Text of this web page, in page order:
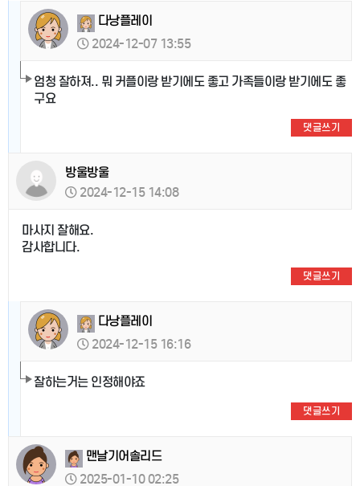
다낭플레이
2024-12-07 13:55
엄청 잘하져.. 뭐 커플이랑 받기에도 좋고 가족들이랑 받기에도 좋
구요
댓글쓰기
방울방울
2024-12-15 14:08
마사지 잘해요.
감사합니다.
댓글쓰기
다낭플레이
2024-12-15 16:16
잘하는거는 인정해야죠
댓글쓰기
맨날기어솔리드
2025-01-10 02:25